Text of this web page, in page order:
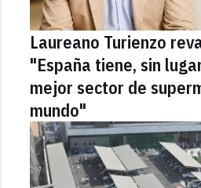
Laureano Turienzo
"España tiene, sin
mejor sector de
mundo"